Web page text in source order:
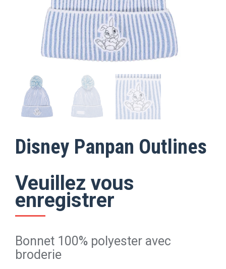
Disney Panpan Outlines
Veuillez vous
enregistrer
Bonnet 100% polyester avec
broderie